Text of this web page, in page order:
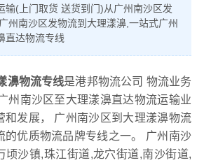
输(上门取货 送货到门)从广州南沙区发
州南沙区发物流到大理漾濞,一站式广州
直达物流专线
濞物流专线是港邦物流公司 物流业务
州南沙区至大理漾濞直达物流运输业
和发展， 广州南沙区到大理漾濞物流
的优质物流品牌专线之一。 广州南沙
顷沙镇,珠江街道,龙穴街道,南沙街道,